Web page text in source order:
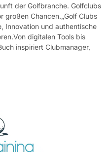
der Golfbranche. Golfclubs
großen Chancen.„Golf Clubs
Innovation und authentische
digitalen Tools bis
inspiriert Clubmanager,